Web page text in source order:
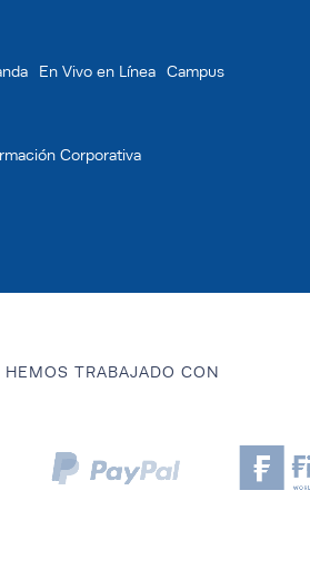
En Vivo en Línea Campus
Corporativa
HEMOS TRABAJADO CON